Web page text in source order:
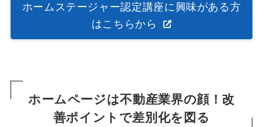
ホームステージャー認定講座に興味がある方
はこちらから
ホームページは不動産業界の顔！改
善ポイントで差別化を図る